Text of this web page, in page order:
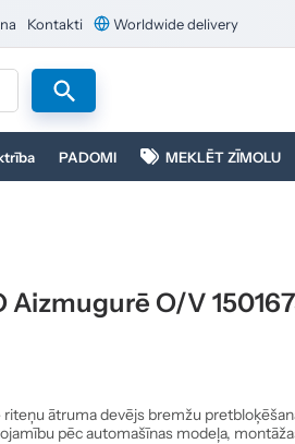
Kontakti Worldwide delivery
PADOMI MEKLĒT ZĪMOLU
Aizmugurē O/V
ātruma devējs bremžu
pēc automašīnas modeļa,